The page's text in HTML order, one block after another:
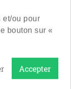
70Cl - Extra
et/ou pour
bouton sur «
Accepter